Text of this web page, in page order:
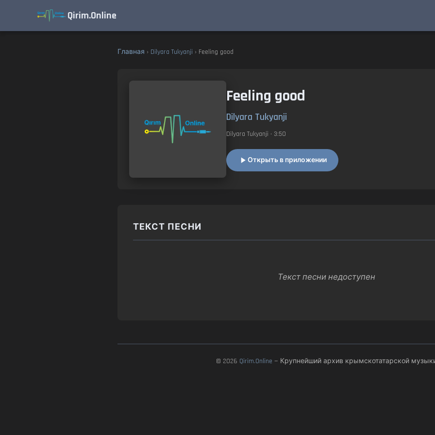
Qirim.Online
Главная › Dilyara Tukyanji › Feeling good
Feeling good
Dilyara Tukyanji
Dilyara Tukyanji • 3:50
Открыть в приложении
ТЕКСТ ПЕСНИ
Текст песни недоступен
© 2026 Qirim.Online — Крупнейший архив крымскотатарской